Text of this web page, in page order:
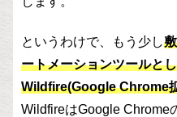
というわけで、もう少し
ートメーションツールと
Wildfire(Google Chrome
WildfireはGoogle Chrome